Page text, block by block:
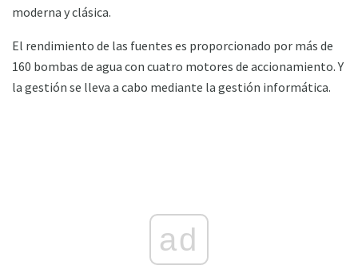
moderna y clásica.
El rendimiento de las fuentes es proporcionado por más de
160 bombas de agua con cuatro motores de accionamiento. Y
la gestión se lleva a cabo mediante la gestión informática.
ad